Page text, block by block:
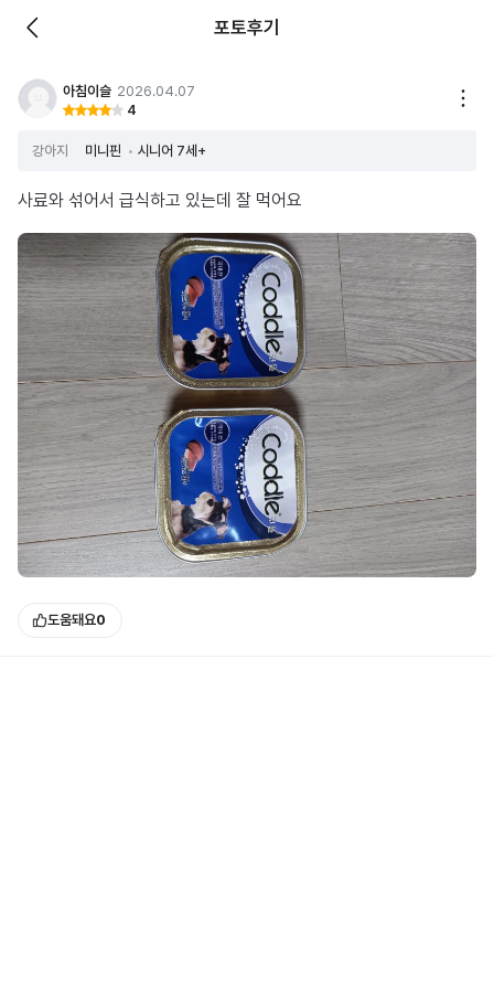
포토후기
아침이슬 2026.04.07
4
강아지 미니핀 시니어 7세+
사료와 섞어서 급식하고 있는데 잘 먹어요
도움돼요0